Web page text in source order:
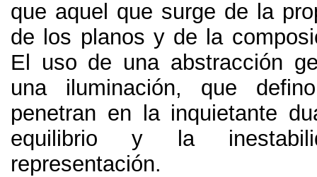
que aquel que surge de la
de los planos y de la
El uso de una abstracción
una iluminación, que
penetran en la inquietante
equilibrio y la
representación.